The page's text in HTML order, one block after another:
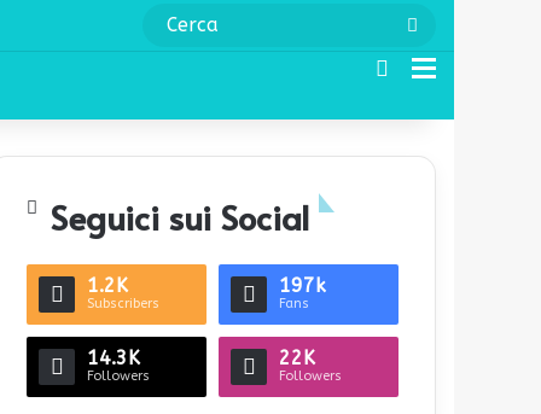
Cerca
Seguici sui Social
1.2K
Subscribers
197k
Fans
14.3K
Followers
22K
Followers